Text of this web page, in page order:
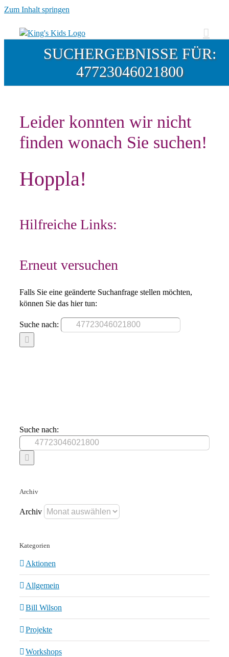
Zum Inhalt springen
SUCHERGEBNISSE FÜR:
47723046021800
Leider konnten wir nicht
finden wonach Sie suchen!
Hoppla!
Hilfreiche Links:
Erneut versuchen
Falls Sie eine geänderte Suchanfrage stellen möchten,
können Sie das hier tun:
Suche nach:
Suche nach:
Archiv
Archiv
Kategorien
Aktionen
Allgemein
Bill Wilson
Projekte
Workshops